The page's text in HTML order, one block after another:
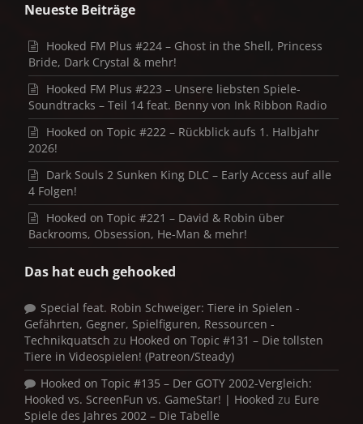
Neueste Beiträge
Hooked FM Plus #224 – Ghost in the Shell, Princess
Bride, Dark Crystal & mehr!
Hooked FM Plus #223 – Unsere liebsten Spiele-
Soundtracks – Teil 14 feat. Benny von Ink Ribbon Radio
Hooked on Topic #222 – Rückblick aufs 1. Halbjahr
2026!
Dark Souls 2 Sunken King DLC – Early Access auf alle
4 Folgen!
Hooked on Topic #221 – David & Robin über
Backrooms, Obsession, He-Man & mehr!
Das hat euch gehooked
Special feat. Robin Schweiger: Tiere in Spielen -
Gefährten, Gegner, Spielfiguren, Ressourcen -
Technikquatsch zu Hooked on Topic #131 – Die tollsten
Tiere in Videospielen! (Patreon/Steady)
Hooked on Topic #135 – Der GOTY 2002-Vergleich:
Hooked vs. ScreenFun vs. GameStar! | Hooked zu Eure
Spiele des Jahres 2002 – Die Tabelle